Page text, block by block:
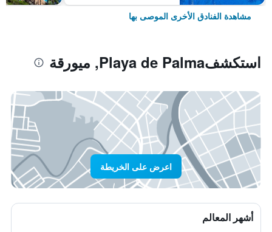
مشاهدة الفنادق الأخرى الموصى بها
استكشفPlaya de Palma, ميورقة
اعرض على الخريطة
أشهر المعالم